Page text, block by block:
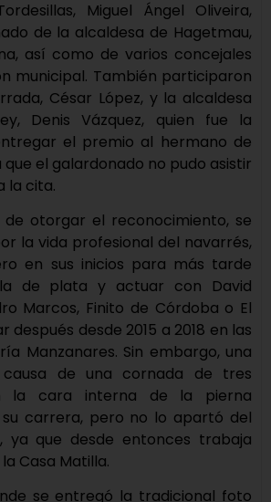
Miguel Ángel Oliveira,
de la alcaldesa de Hagetmau,
así como de varios concejales
municipal. También participaron
César López, y la alcaldesa
Denis Vázquez, quien fue la
el premio al hermano de
que el galardonado no pudo asistir
la cita.
de otorgar el reconocimiento, se
la vida profesional del navarrés,
en sus inicios para más tarde
de plata y actuar con David
Marcos, Finito de Córdoba o El
después desde 2015 a 2018 en las
Manzanares. Sin embargo, una
de una cornada de tres
la cara interna de la pierna
carrera, pero no lo apartó del
ya que desde entonces trabaja
Casa Matilla.
se entregó la tradicional foto